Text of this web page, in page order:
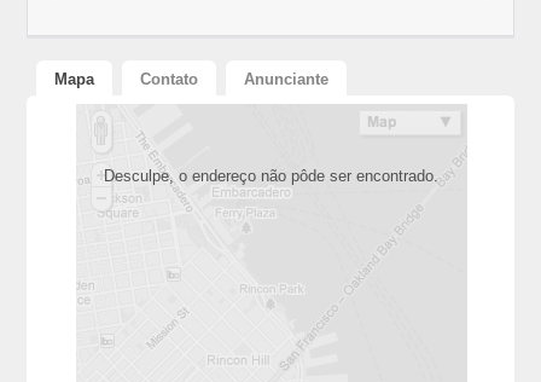
Mapa Contato Anunciante
Desculpe, o endereço não pôde ser encontrado.